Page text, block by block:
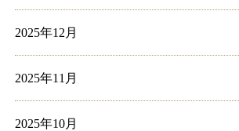
2025年12月
2025年11月
2025年10月